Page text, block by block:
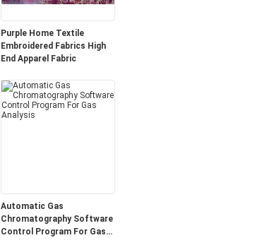
Purple Home Textile
Embroidered Fabrics High
End Apparel Fabric
Automatic Gas
Chromatography Software
Control Program For Gas